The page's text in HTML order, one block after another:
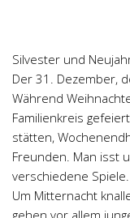
Silvester und
Der 31. Dezember,
Während
Familienkreis
stätten,
Freunden. Man isst
verschiedene Spiele.
Um Mitternacht
gehen vor allem